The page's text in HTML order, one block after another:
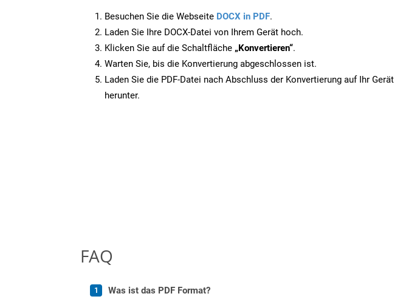
Besuchen Sie die Webseite DOCX in PDF.
Laden Sie Ihre DOCX-Datei von Ihrem Gerät hoch.
Klicken Sie auf die Schaltfläche „Konvertieren“.
Warten Sie, bis die Konvertierung abgeschlossen ist.
Laden Sie die PDF-Datei nach Abschluss der Konvertierung auf Ihr Gerät
herunter.
FAQ
Was ist das PDF Format?